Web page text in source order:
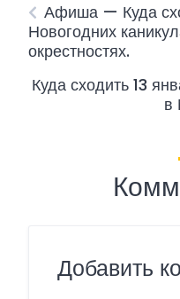
Афиша — Куда
Новогодних
окрестностях.
Куда сходить 13
в
Добавить